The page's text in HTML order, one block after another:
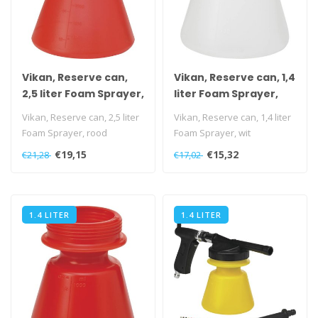
Vikan, Reserve can,
2,5 liter Foam Sprayer,
rood
Vikan, Reserve can, 2,5 liter
Foam Sprayer, rood
€21,28 €19,15
Vikan, Reserve can, 1,4
liter Foam Sprayer,
wit
Vikan, Reserve can, 1,4 liter
Foam Sprayer, wit
€17,02 €15,32
1.4 LITER 1.4 LITER